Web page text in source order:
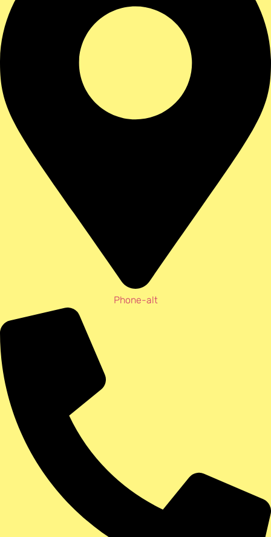
Phone-alt